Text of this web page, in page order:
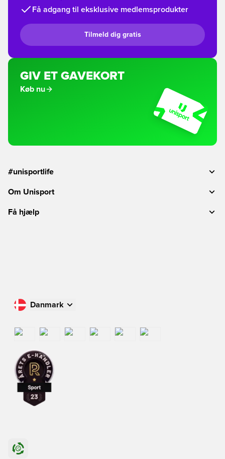
Få adgang til eksklusive medlemsprodukter
Tilmeld dig gratis
GIV ET GAVEKORT
Køb nu
#unisportlife
Om Unisport
Få hjælp
Danmark
International